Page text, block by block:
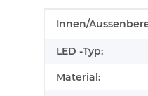
Wert
Innen/
LED -Typ:
Material: